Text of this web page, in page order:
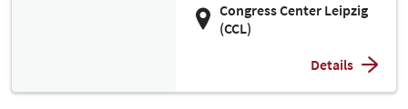
Congress Center Leipzig
(CCL)
Details